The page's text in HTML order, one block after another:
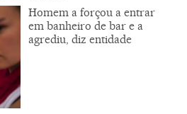
Homem a forçou a entrar
em banheiro de bar e a
agrediu, diz entidade